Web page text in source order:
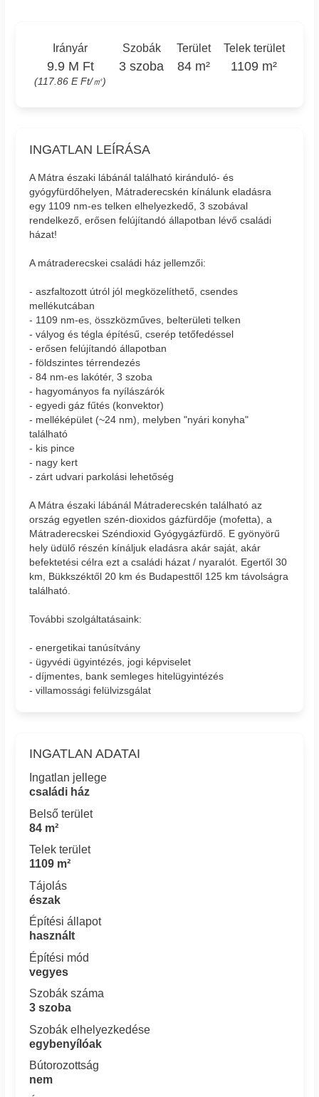
Irányár
9.9 M Ft
(117.86 E Ft/㎡)
Szobák
3 szoba
Terület
84 m²
Telek terület
1109 m²
INGATLAN LEÍRÁSA
A Mátra északi lábánál található kiránduló- és
gyógyfürdőhelyen, Mátraderecskén kínálunk eladásra
egy 1109 nm-es telken elhelyezkedő, 3 szobával
rendelkező, erősen felújítandó állapotban lévő családi
házat!
A mátraderecskei családi ház jellemzői:
- aszfaltozott útról jól megközelíthető, csendes
mellékutcában
- 1109 nm-es, összközműves, belterületi telken
- vályog és tégla építésű, cserép tetőfedéssel
- erősen felújítandó állapotban
- földszintes térrendezés
- 84 nm-es lakótér, 3 szoba
- hagyományos fa nyílászárók
- egyedi gáz fűtés (konvektor)
- melléképület (~24 nm), melyben "nyári konyha"
található
- kis pince
- nagy kert
- zárt udvari parkolási lehetőség
A Mátra északi lábánál Mátraderecskén található az
ország egyetlen szén-dioxidos gázfürdője (mofetta), a
Mátraderecskei Széndioxid Gyógygázfürdő. E gyönyörű
hely üdülő részén kínáljuk eladásra akár saját, akár
befektetési célra ezt a családi házat / nyaralót. Egertől 30
km, Bükkszéktől 20 km és Budapesttől 125 km távolságra
található.
További szolgáltatásaink:
- energetikai tanúsítvány
- ügyvédi ügyintézés, jogi képviselet
- díjmentes, bank semleges hitelügyintézés
- villamossági felülvizsgálat
INGATLAN ADATAI
Ingatlan jellege
családi ház
Belső terület
84 m²
Telek terület
1109 m²
Tájolás
észak
Építési állapot
használt
Építési mód
vegyes
Szobák száma
3 szoba
Szobák elhelyezkedése
egybenyílóak
Bútorozottság
nem